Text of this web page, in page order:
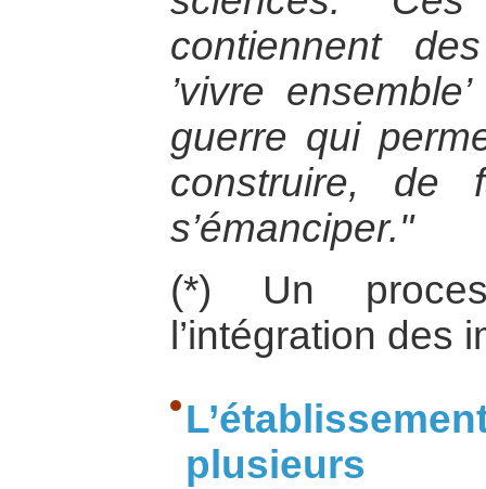
contiennent
’vivre
guerre qui
construire, de
s’émanciper."
(*) Un
l’intégration des